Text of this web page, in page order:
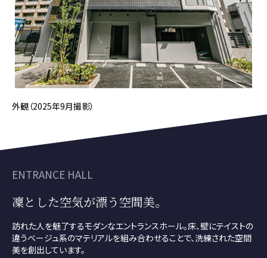
外観（2025年9月撮影）
ENTRANCE HALL
凜とした空気が漂う空間美。
訪れた人を魅了するモダンなエントランスホール。床、壁にテイストの
違うベージュ系のマテリアルを組み合わせることで、洗練された空間
美を創出しています。